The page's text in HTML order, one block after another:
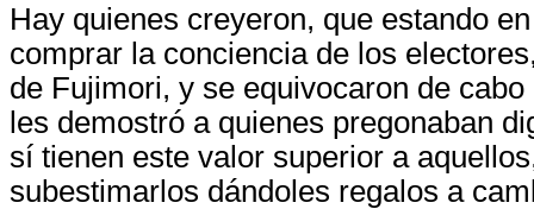
Hay quienes creyeron, que estando
comprar la conciencia de los
de Fujimori, y se equivocaron de
les demostró a quienes pregonaban
sí tienen este valor superior a
subestimarlos dándoles regalos a